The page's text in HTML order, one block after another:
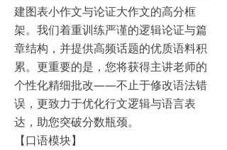
建图表小作文与论证大作文的高分框
架。我们着重训练严谨的逻辑论证与篇
章结构，并提供高频话题的优质语料积
累。更重要的是，您将获得主讲老师的
个性化精细批改——不止于修改语法错
误，更致力于优化行文逻辑与语言表
达，助您突破分数瓶颈。
【口语模块】